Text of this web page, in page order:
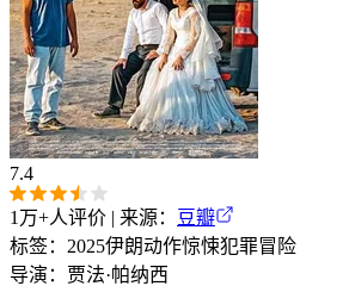
7.4
1万+人评价 | 来源：
豆瓣
标签： 2025伊朗动作惊悚犯罪冒险
导演： 贾法·帕纳西